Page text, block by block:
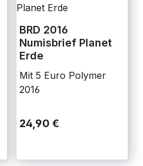
BRD 2016
Numisbrief Planet
Erde
Mit 5 Euro Polymer
2016
24,90 €